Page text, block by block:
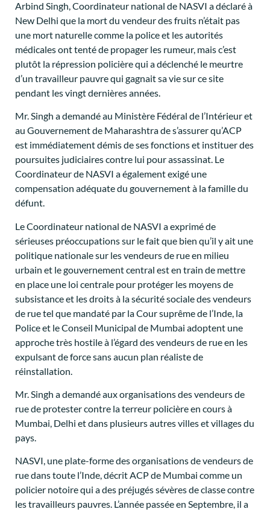
Arbind Singh, Coordinateur national de NASVI a déclaré à
New Delhi que la mort du vendeur des fruits n’était pas
une mort naturelle comme la police et les autorités
médicales ont tenté de propager les rumeur, mais c’est
plutôt la répression policière qui a déclenché le meurtre
d’un travailleur pauvre qui gagnait sa vie sur ce site
pendant les vingt dernières années.
Mr. Singh a demandé au Ministère Fédéral de l’Intérieur et
au Gouvernement de Maharashtra de s’assurer qu’ACP
est immédiatement démis de ses fonctions et instituer des
poursuites judiciaires contre lui pour assassinat. Le
Coordinateur de NASVI a également exigé une
compensation adéquate du gouvernement à la famille du
défunt.
Le Coordinateur national de NASVI a exprimé de
sérieuses préoccupations sur le fait que bien qu’il y ait une
politique nationale sur les vendeurs de rue en milieu
urbain et le gouvernement central est en train de mettre
en place une loi centrale pour protéger les moyens de
subsistance et les droits à la sécurité sociale des vendeurs
de rue tel que mandaté par la Cour suprême de l’Inde, la
Police et le Conseil Municipal de Mumbai adoptent une
approche très hostile à l’égard des vendeurs de rue en les
expulsant de force sans aucun plan réaliste de
réinstallation.
Mr. Singh a demandé aux organisations des vendeurs de
rue de protester contre la terreur policière en cours à
Mumbai, Delhi et dans plusieurs autres villes et villages du
pays.
NASVI, une plate-forme des organisations de vendeurs de
rue dans toute l’Inde, décrit ACP de Mumbai comme un
policier notoire qui a des préjugés sévères de classe contre
les travailleurs pauvres. L’année passée en Septembre, il a